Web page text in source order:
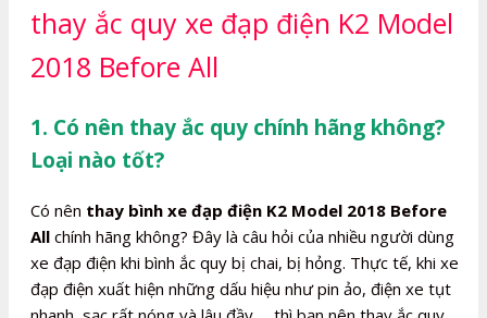
thay ắc quy xe đạp điện K2 Model
2018 Before All
1. Có nên thay ắc quy chính hãng không?
Loại nào tốt?
Có nên thay bình xe đạp điện K2 Model 2018 Before
All chính hãng không? Đây là câu hỏi của nhiều người dùng
xe đạp điện khi bình ắc quy bị chai, bị hỏng. Thực tế, khi xe
đạp điện xuất hiện những dấu hiệu như pin ảo, điện xe tụt